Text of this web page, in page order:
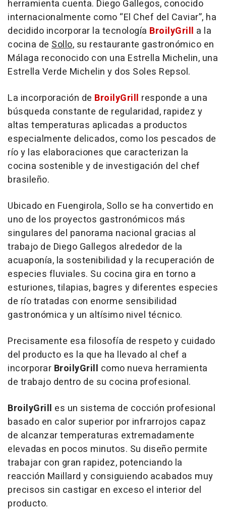
herramienta cuenta. Diego Gallegos, conocido
internacionalmente como “El Chef del Caviar”, ha
decidido incorporar la tecnología BroilyGrill a la
cocina de Sollo, su restaurante gastronómico en
Málaga reconocido con una Estrella Michelin, una
Estrella Verde Michelin y dos Soles Repsol.
La incorporación de BroilyGrill responde a una
búsqueda constante de regularidad, rapidez y
altas temperaturas aplicadas a productos
especialmente delicados, como los pescados de
río y las elaboraciones que caracterizan la
cocina sostenible y de investigación del chef
brasileño.
Ubicado en Fuengirola, Sollo se ha convertido en
uno de los proyectos gastronómicos más
singulares del panorama nacional gracias al
trabajo de Diego Gallegos alrededor de la
acuaponía, la sostenibilidad y la recuperación de
especies fluviales. Su cocina gira en torno a
esturiones, tilapias, bagres y diferentes especies
de río tratadas con enorme sensibilidad
gastronómica y un altísimo nivel técnico.
Precisamente esa filosofía de respeto y cuidado
del producto es la que ha llevado al chef a
incorporar BroilyGrill como nueva herramienta
de trabajo dentro de su cocina profesional.
BroilyGrill es un sistema de cocción profesional
basado en calor superior por infrarrojos capaz
de alcanzar temperaturas extremadamente
elevadas en pocos minutos. Su diseño permite
trabajar con gran rapidez, potenciando la
reacción Maillard y consiguiendo acabados muy
precisos sin castigar en exceso el interior del
producto.